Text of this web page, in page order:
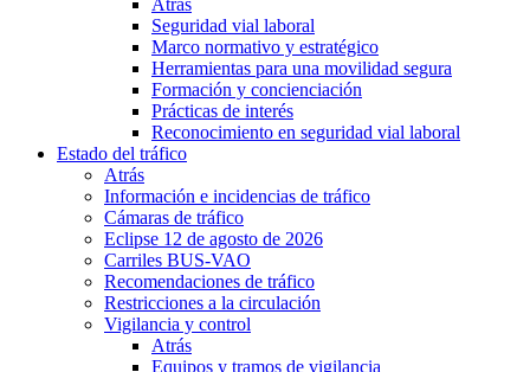
Atrás
Seguridad vial laboral
Marco normativo y estratégico
Herramientas para una movilidad segura
Formación y concienciación
Prácticas de interés
Reconocimiento en seguridad vial laboral
Estado del tráfico
Atrás
Información e incidencias de tráfico
Cámaras de tráfico
Eclipse 12 de agosto de 2026
Carriles BUS-VAO
Recomendaciones de tráfico
Restricciones a la circulación
Vigilancia y control
Atrás
Equipos y tramos de vigilancia